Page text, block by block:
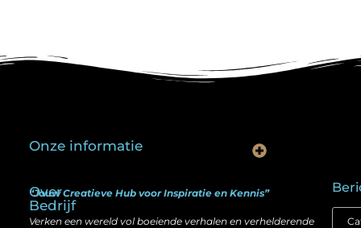
Over
Bedrijf
“Jouw Creatieve Hub voor Inspiratie en Kennis”
Verken een wereld vol boeiende verhalen en verhelderende
Onze informatie